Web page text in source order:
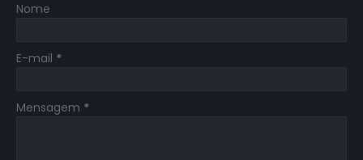
Nome
E-mail *
Mensagem *